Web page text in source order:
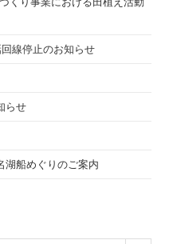
線停止のお知らせ
らせ
船めぐりのご案内